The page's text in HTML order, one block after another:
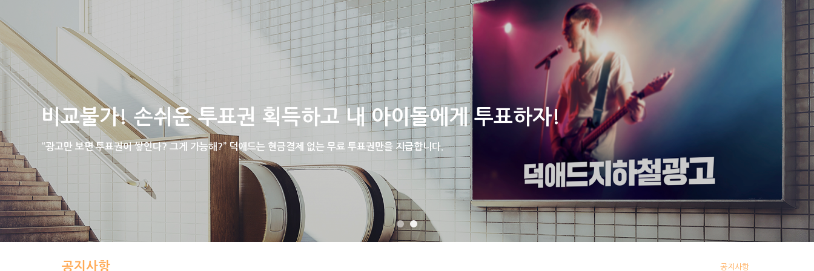
홈 공지사항 광고후기 광고시안응모 이용안내
비교불가! 손쉬운 투표권 획득하고 내 아이돌에게 투표하자!
“광고만 보면 투표권이 쌓인다? 그게 가능해?” 덕애드는 현금결제 없는 무료 투표권만을 지급합니다.
공지사항 공지사항